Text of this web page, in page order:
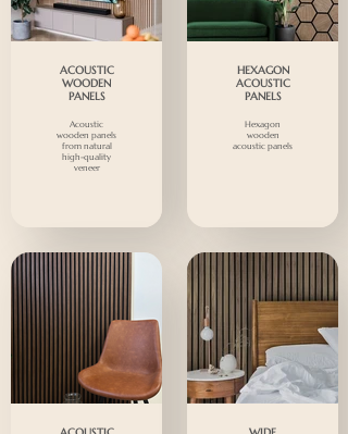
ACOUSTIC
WOODEN
PANELS
Acoustic
wooden panels
from natural
high-quality
veneer
HEXAGON
ACOUSTIC
PANELS
Hexagon
wooden
acoustic panels